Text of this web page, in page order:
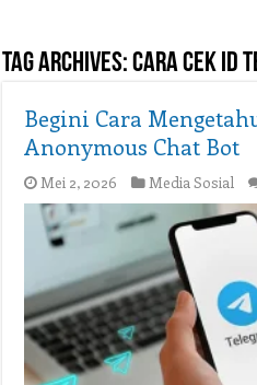
Tag Archives:cara cek id
Begini Cara
Anonymous Chat Bot
Mei 2, 2026 Media Sosial